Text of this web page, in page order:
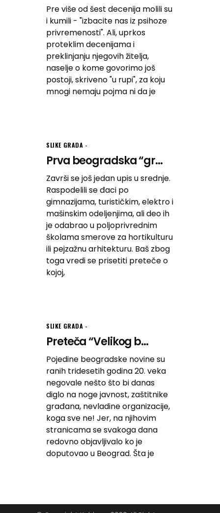
Pre više od šest decenija molili su
i kumili - "izbacite nas iz psihoze
privremenosti". Ali, uprkos
proteklim decenijama i
preklinjanju njegovih žitelja,
naselje o kome govorimo još
postoji, skriveno "u rupi", za koju
mnogi nemaju pojma ni da je
SLIKE GRADA
Prva beogradska “gr...
Završi se još jedan upis u srednje.
Raspodelili se đaci po
gimnazijama, turističkim, elektro i
mašinskim odeljenjima, ali deo ih
je odabrao u poljoprivrednim
školama smerove za hortikulturu
ili pejzažnu arhitekturu. Baš zbog
toga vredi se prisetiti preteče o
kojoj,
SLIKE GRADA
Preteča “Velikog b...
Pojedine beogradske novine su
ranih tridesetih godina 20. veka
negovale nešto što bi danas
diglo na noge javnost, zaštitnike
građana, nevladine organizacije,
koga sve ne! Jer, na njihovim
stranicama se svakoga dana
redovno objavljivalo ko je
doputovao u Beograd. Šta je